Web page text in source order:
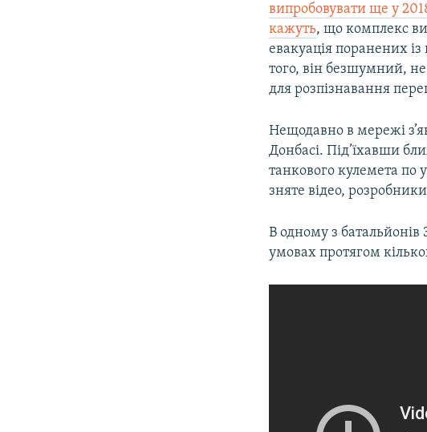
випробовувати ще у
кажуть, що комплекс
евакуація поранених
того, він безшумний, не
для розпізнавання
Нещодавно в мережі
Донбасі. Під’їхавши
танкового кулемета по
зняте відео,
В одному з
умовах протягом